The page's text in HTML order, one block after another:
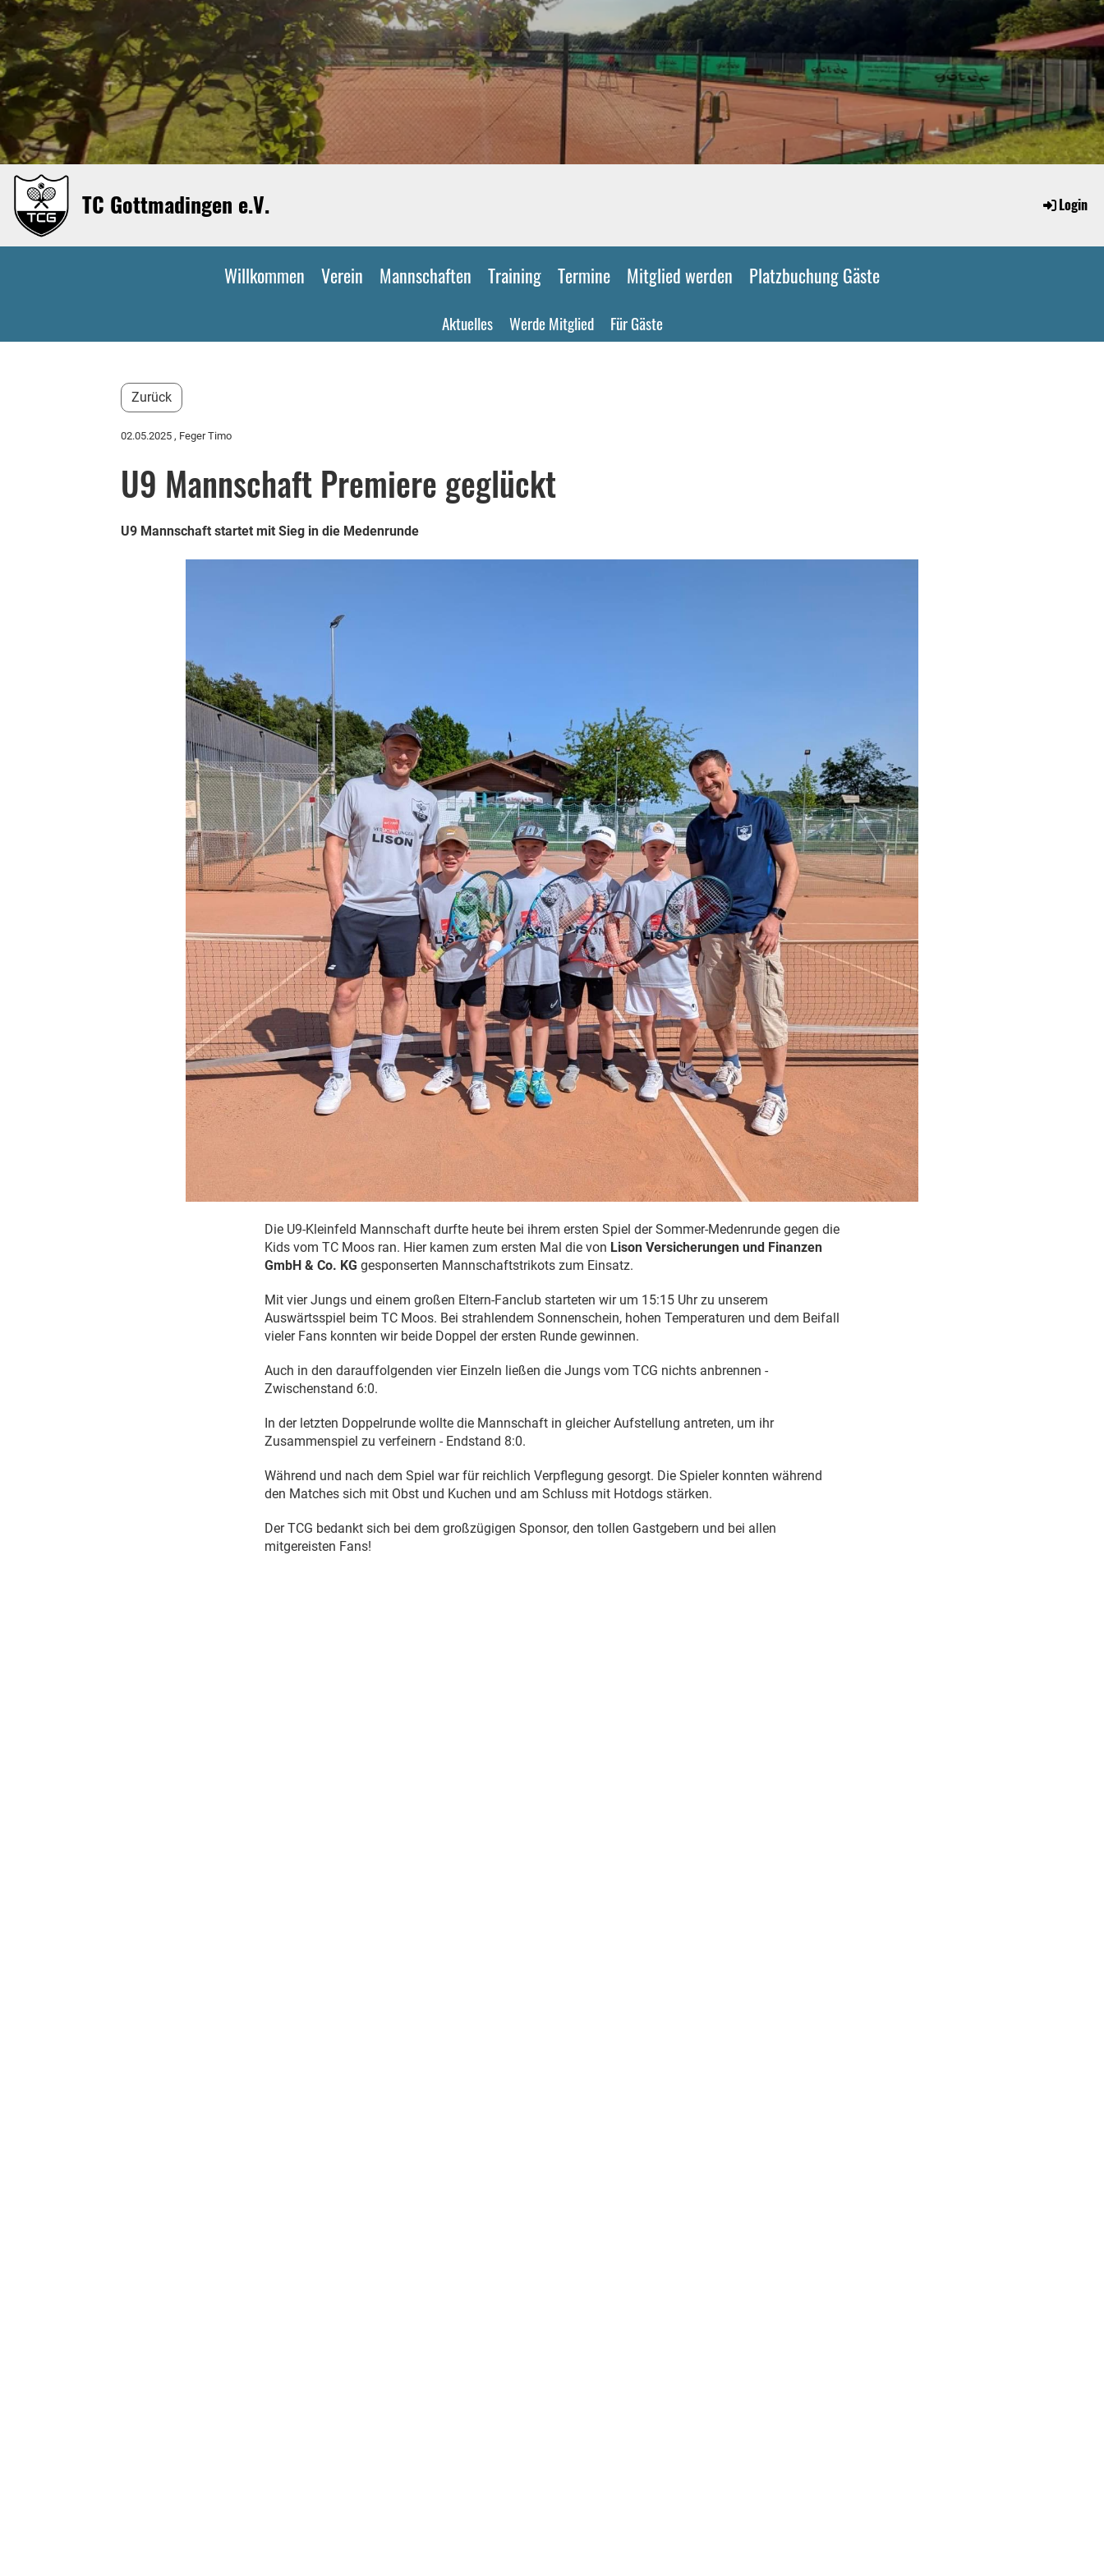
TC Gottmadingen e.V. Login
Willkommen Verein Mannschaften Training Termine Mitglied werden Platzbuchung Gäste
Aktuelles Werde Mitglied Für Gäste
Zurück
02.05.2025 , Feger Timo
U9 Mannschaft Premiere geglückt
U9 Mannschaft startet mit Sieg in die Medenrunde
Die U9-Kleinfeld Mannschaft durfte heute bei ihrem ersten Spiel der Sommer-Medenrunde gegen die
Kids vom TC Moos ran. Hier kamen zum ersten Mal die von Lison Versicherungen und Finanzen
GmbH & Co. KG gesponserten Mannschaftstrikots zum Einsatz.
Mit vier Jungs und einem großen Eltern-Fanclub starteten wir um 15:15 Uhr zu unserem
Auswärtsspiel beim TC Moos. Bei strahlendem Sonnenschein, hohen Temperaturen und dem Beifall
vieler Fans konnten wir beide Doppel der ersten Runde gewinnen.
Auch in den darauffolgenden vier Einzeln ließen die Jungs vom TCG nichts anbrennen -
Zwischenstand 6:0.
In der letzten Doppelrunde wollte die Mannschaft in gleicher Aufstellung antreten, um ihr
Zusammenspiel zu verfeinern - Endstand 8:0.
Während und nach dem Spiel war für reichlich Verpflegung gesorgt. Die Spieler konnten während
den Matches sich mit Obst und Kuchen und am Schluss mit Hotdogs stärken.
Der TCG bedankt sich bei dem großzügigen Sponsor, den tollen Gastgebern und bei allen
mitgereisten Fans!